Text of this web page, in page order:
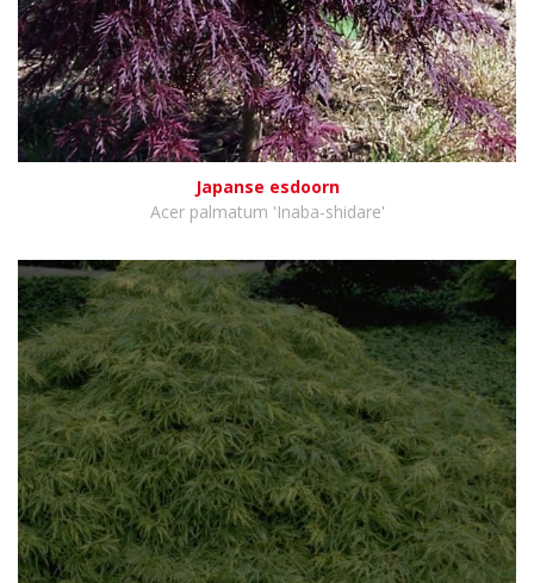
Japanse esdoorn
Acer palmatum 'Inaba-shidare'